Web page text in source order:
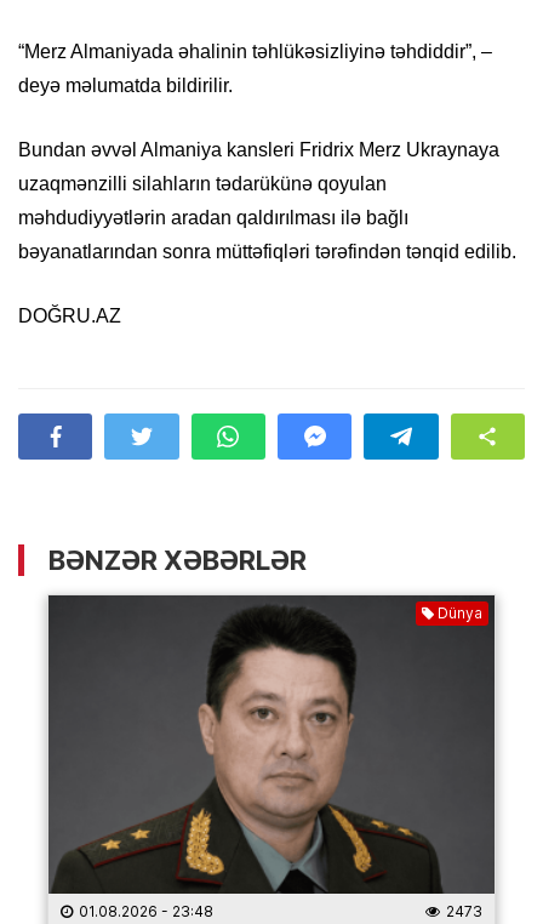
“Merz Almaniyada əhalinin təhlükəsizliyinə təhdiddir”, –
deyə məlumatda bildirilir.
Bundan əvvəl Almaniya kansleri Fridrix Merz Ukraynaya
uzaqmənzilli silahların tədarükünə qoyulan
məhdudiyyətlərin aradan qaldırılması ilə bağlı
bəyanatlarından sonra müttəfiqləri tərəfindən tənqid edilib.
DOĞRU.AZ
BƏNZƏR XƏBƏRLƏR
Dünya
01.08.2026 - 23:48 2473